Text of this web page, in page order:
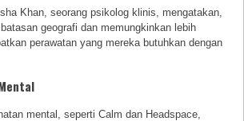
Khan, seorang psikolog klinis, mengatakan,
geografi dan memungkinkan lebih
perawatan yang mereka butuhkan dengan
mental, seperti Calm dan Headspace,